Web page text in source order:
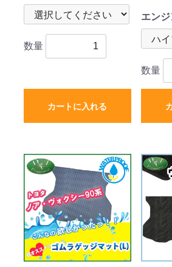
バータイプ 社外新品
数量
カートに入れる
エン
数量